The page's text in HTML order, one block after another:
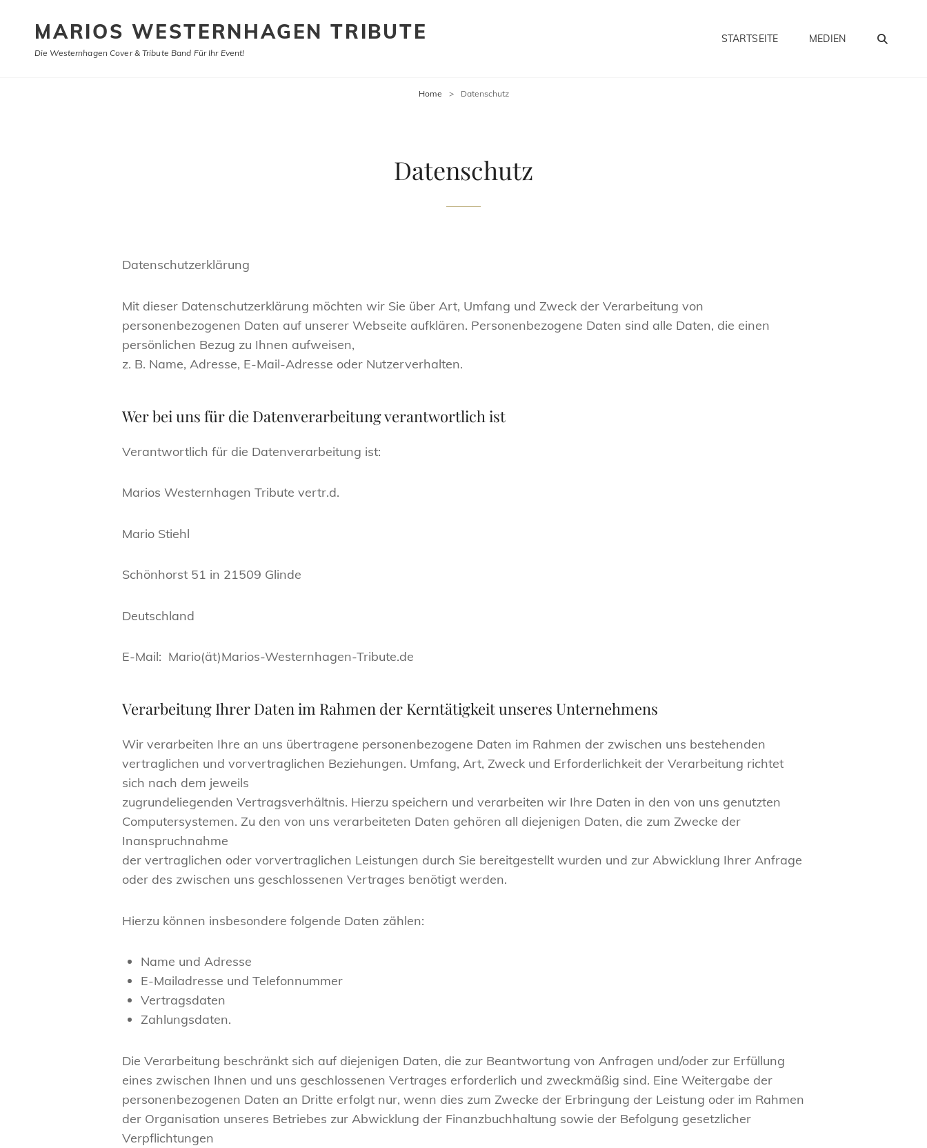
MARIOS WESTERNHAGEN TRIBUTE
Die Westernhagen Cover & Tribute Band Für Ihr Event!
STARTSEITE MEDIEN
Home > Datenschutz
Datenschutz
Datenschutzerklärung
Mit dieser Datenschutzerklärung möchten wir Sie über Art, Umfang und Zweck der Verarbeitung von
personenbezogenen Daten auf unserer Webseite aufklären. Personenbezogene Daten sind alle Daten, die einen
persönlichen Bezug zu Ihnen aufweisen,
z. B. Name, Adresse, E-Mail-Adresse oder Nutzerverhalten.
Wer bei uns für die Datenverarbeitung verantwortlich ist
Verantwortlich für die Datenverarbeitung ist:
Marios Westernhagen Tribute vertr.d.
Mario Stiehl
Schönhorst 51 in 21509 Glinde
Deutschland
E-Mail: Mario(ät)Marios-Westernhagen-Tribute.de
Verarbeitung Ihrer Daten im Rahmen der Kerntätigkeit unseres Unternehmens
Wir verarbeiten Ihre an uns übertragene personenbezogene Daten im Rahmen der zwischen uns bestehenden
vertraglichen und vorvertraglichen Beziehungen. Umfang, Art, Zweck und Erforderlichkeit der Verarbeitung richtet
sich nach dem jeweils
zugrundeliegenden Vertragsverhältnis. Hierzu speichern und verarbeiten wir Ihre Daten in den von uns genutzten
Computersystemen. Zu den von uns verarbeiteten Daten gehören all diejenigen Daten, die zum Zwecke der
Inanspruchnahme
der vertraglichen oder vorvertraglichen Leistungen durch Sie bereitgestellt wurden und zur Abwicklung Ihrer Anfrage
oder des zwischen uns geschlossenen Vertrages benötigt werden.
Hierzu können insbesondere folgende Daten zählen:
Name und Adresse
E-Mailadresse und Telefonnummer
Vertragsdaten
Zahlungsdaten.
Die Verarbeitung beschränkt sich auf diejenigen Daten, die zur Beantwortung von Anfragen und/oder zur Erfüllung
eines zwischen Ihnen und uns geschlossenen Vertrages erforderlich und zweckmäßig sind. Eine Weitergabe der
personenbezogenen Daten an Dritte erfolgt nur, wenn dies zum Zwecke der Erbringung der Leistung oder im Rahmen
der Organisation unseres Betriebes zur Abwicklung der Finanzbuchhaltung sowie der Befolgung gesetzlicher
Verpflichtungen